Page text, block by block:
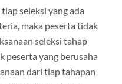
IPDN
seleksi yang ada
maka peserta tidak
seleksi tahap
peserta yang berusaha